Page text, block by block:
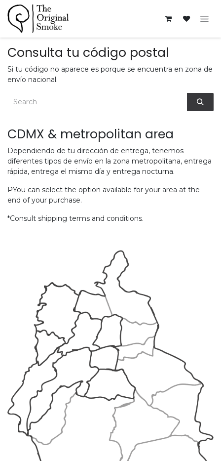
Ir al contenido
Consulta tu código postal
Si tu código no aparece es porque se encuentra en zona de
envío nacional.
CDMX & metropolitan area
Dependiendo de tu dirección de entrega, tenemos
diferentes tipos de envío en la zona metropolitana, entrega
rápida, entrega el mismo día y entrega nocturna.
PYou can select the option available for your area at the
end of your purchase.
*Consult shipping terms and conditions.